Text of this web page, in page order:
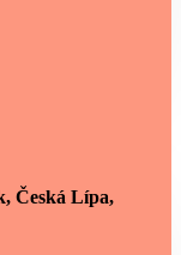
Česká Lípa,